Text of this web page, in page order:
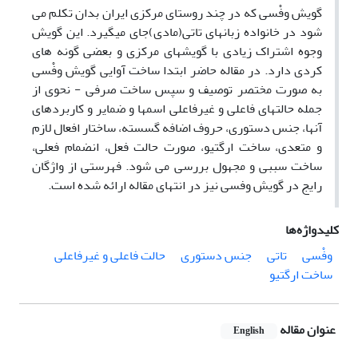
گویش وفْسی که در چند روستای مرکزی ایران بدان تکلم می
شود در خانواده زبانهای تاتی(مادی)جای میگیرد. این گویش
وجوه اشتراک زیادی با گویشهای مرکزی و بعضی گونه های
کردی دارد. در مقاله حاضر ابتدا ساخت آوایی گویش وفْسی
به صورت مختصر توصیف و سپس ساخت صرفی - نحوی از
جمله حالتهای فاعلی و غیرفاعلی اسمها و ضمایر و کاربردهای
آنها، جنس دستوری، حروف اضافه گسسته، ساختار افعال لازم
و متعدی، ساخت ارگتیو، صورت حالت فعل، انضمام فعلی،
ساخت سببی و مجهول بررسی می شود. فهرستی از واژگان
رایج در گویش وفسی نیز در انتهای مقاله ارائه شده است.
کلیدواژه‌ها
وفْسی
تاتی جنس دستوری
حالت فاعلی و غیرفاعلی
ساخت ارگتیو
عنوان مقاله English